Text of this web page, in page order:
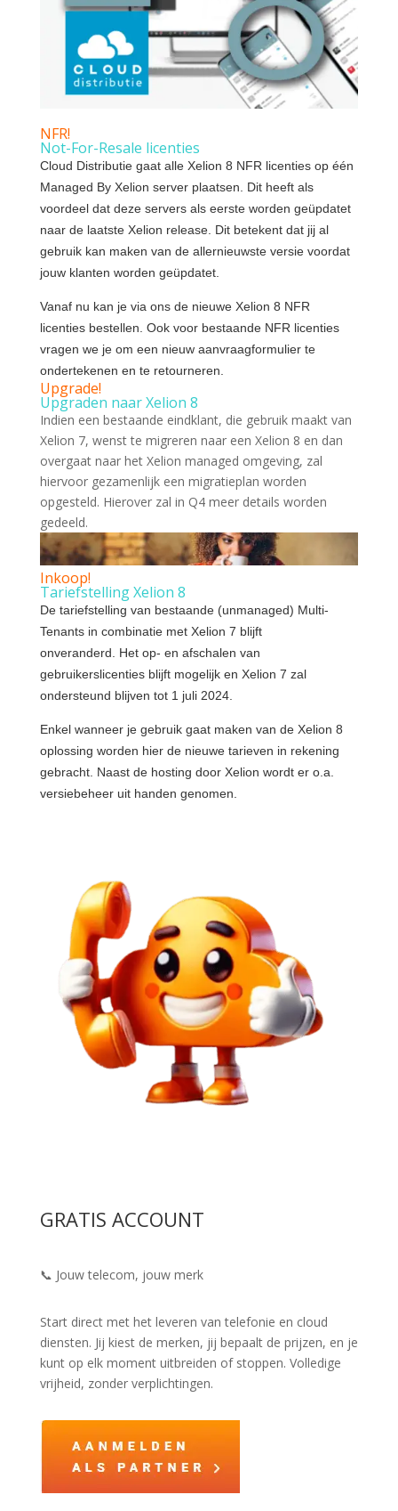
NFR!
Not-For-Resale licenties
Cloud Distributie gaat alle Xelion 8 NFR licenties op één
Managed By Xelion server plaatsen. Dit heeft als
voordeel dat deze servers als eerste worden geüpdatet
naar de laatste Xelion release. Dit betekent dat jij al
gebruik kan maken van de allernieuwste versie voordat
jouw klanten worden geüpdatet.
Vanaf nu kan je via ons de nieuwe Xelion 8 NFR
licenties bestellen. Ook voor bestaande NFR licenties
vragen we je om een nieuw aanvraagformulier te
ondertekenen en te retourneren.
Upgrade!
Upgraden naar Xelion 8
Indien een bestaande eindklant, die gebruik maakt van
Xelion 7, wenst te migreren naar een Xelion 8 en dan
overgaat naar het Xelion managed omgeving, zal
hiervoor gezamenlijk een migratieplan worden
opgesteld. Hierover zal in Q4 meer details worden
gedeeld.
Inkoop!
Tariefstelling Xelion 8
De tariefstelling van bestaande (unmanaged) Multi-
Tenants in combinatie met Xelion 7 blijft
onveranderd. Het op- en afschalen van
gebruikerslicenties blijft mogelijk en Xelion 7 zal
ondersteund blijven tot 1 juli 2024.
Enkel wanneer je gebruik gaat maken van de Xelion 8
oplossing worden hier de nieuwe tarieven in rekening
gebracht. Naast de hosting door Xelion wordt er o.a.
versiebeheer uit handen genomen.
GRATIS ACCOUNT
📞 Jouw telecom, jouw merk
Start direct met het leveren van telefonie en cloud
diensten. Jij kiest de merken, jij bepaalt de prijzen, en je
kunt op elk moment uitbreiden of stoppen. Volledige
vrijheid, zonder verplichtingen.